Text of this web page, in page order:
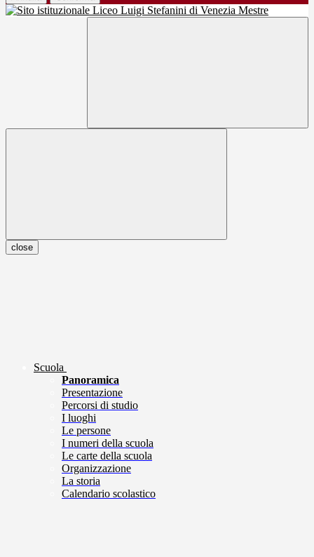
close
Scuola
Panoramica
Presentazione
Percorsi di studio
I luoghi
Le persone
I numeri della scuola
Le carte della scuola
Organizzazione
La storia
Calendario scolastico